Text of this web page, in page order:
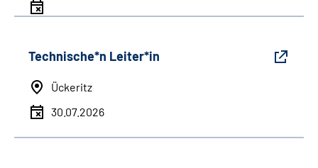
Technische*n Leiter*in
Ückeritz
30.07.2026